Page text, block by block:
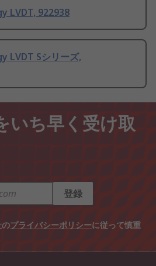
LVDT, 922938
Sシリーズ,
いち早く受け取
登録
プライバシーポリシーに従って慎重